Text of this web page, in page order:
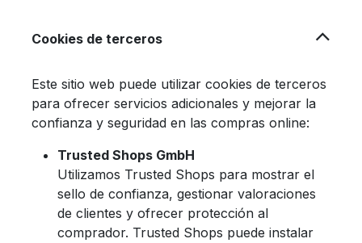
Cookies de terceros
Este sitio web puede utilizar cookies de terceros
para ofrecer servicios adicionales y mejorar la
confianza y seguridad en las compras online:
Trusted Shops GmbH
Utilizamos Trusted Shops para mostrar el
sello de confianza, gestionar valoraciones
de clientes y ofrecer protección al
comprador. Trusted Shops puede instalar